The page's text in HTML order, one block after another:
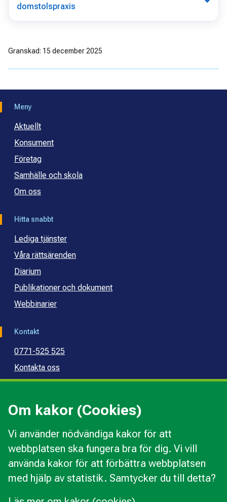
Om kakor (Cookies)
Vi använder nödvändiga kakor för att
webbplatsen ska fungera bra för dig. Vi vill
använda kakor för att förbättra webbplatsen
med hjälp av statistik. Samtycker du till detta?
domstolspraxis
Granskad: 15 december 2025
Meny
Aktuellt
Konsument
Företag
Samhälle och skola
Om oss
Hitta snabbt
Lediga tjänster
Våra rättsärenden
Diarium
Publikationer och dokument
Webbinarier
Kontakt
0771-525 525
Kontakta oss
Press
Kommunal budget- och skuldrådgivning
Om webbplatsen
Behandling av personuppgifter